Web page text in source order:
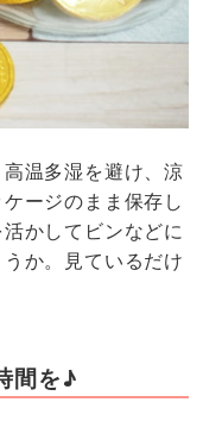
温多湿を避け、涼
ージのまま保存し
かしてビンなどに
か。見ているだけ
間を♪